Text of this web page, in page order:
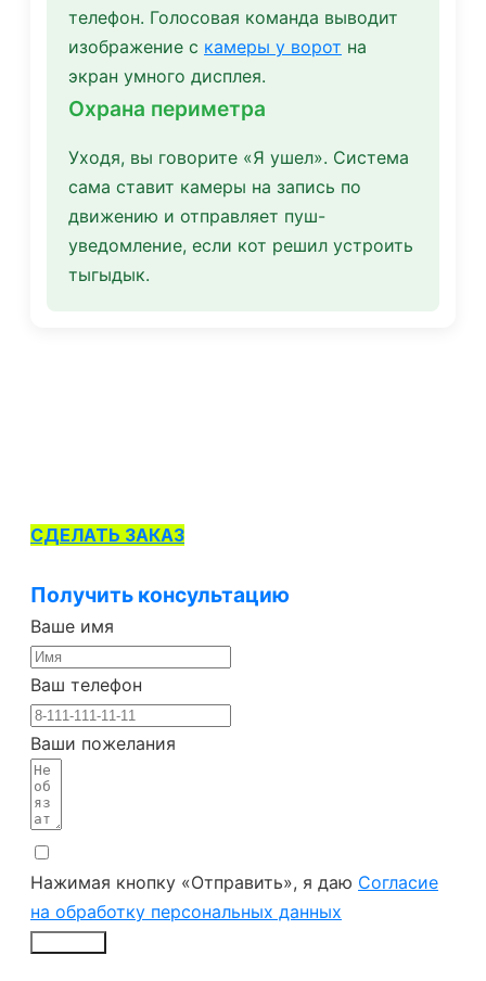
телефон. Голосовая команда выводит
изображение с камеры у ворот на
экран умного дисплея.
Охрана периметра
Уходя, вы говорите «Я ушел». Система
сама ставит камеры на запись по
движению и отправляет пуш-
уведомление, если кот решил устроить
тыгыдык.
СДЕЛАТЬ ЗАКАЗ
Получить консультацию
Ваше имя
Ваш телефон
Ваши пожелания
Нажимая кнопку «Отправить», я даю Согласие
на обработку персональных данных